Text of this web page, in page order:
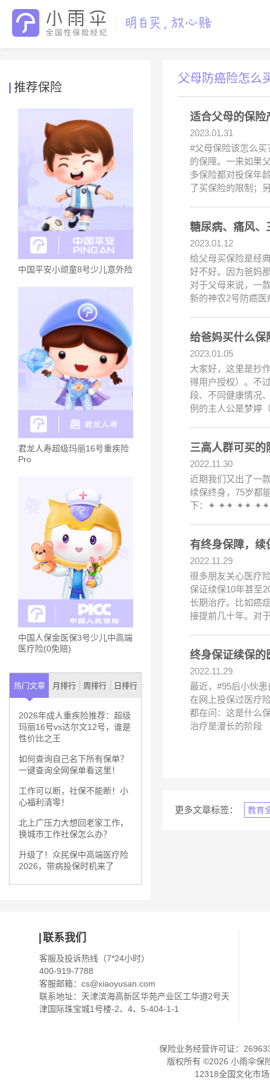
推荐保险
中国平安小顽童8号少儿意外险
君龙人寿超级玛丽16号重疾险
Pro
中国人保金医保3号少儿中高端
医疗险(0免赔)
热门文章 月排行 周排行 日排行
2026年成人重疾险推荐：超级
玛丽16号vs达尔文12号，谁是
性价比之王
如何查询自己名下所有保单？
一键查询全网保单看这里！
工作可以断，社保不能断！小
心福利清零！
北上广压力大想回老家工作，
换城市工作社保怎么办？
升级了！众民保中高端医疗险
2026，带病投保时机来了
父母防癌险怎么
适合父母的保险
2023.01.31
#父母保险该怎么
的保障。一来如果
多保险都对投保年
了买保险的限制；
糖尿病、痛风、
2023.01.12
给父母买保险是经
好不好。因为爸妈
对于父母来说，一
新的神农2号防癌医
给爸妈买什么保
2023.01.05
大家好，这里是抄
得用户授权）。不
段、不同健康情况
例的主人公是梦婷
三高人群可买的
2022.11.30
近期我们又出了一
续保终身，75岁都
下：✦ ✦✦ ✦✦ ✦✦
有终身保障，续
2022.11.29
很多朋友关心医疗
保证续保10年甚至
长期治疗。比如癌
接提前几十年。对
终身保证续保的
2022.11.29
最近，#95后小伙
在网上投保过医疗
都在问：这是什么
治疗是漫长的阶段
更多文章标签： 教育
联系我们
客服及投诉热线（7*24小时）
400-919-7788
客服邮箱： cs@xiaoyusan.com
联系地址：天津滨海高新区华苑产业区工华道2号天
津国际珠宝城1号楼-2、4、5-404-1-1
保险业务经营许可证：
版权所有 ©2026 小雨伞保
12318全国文化市